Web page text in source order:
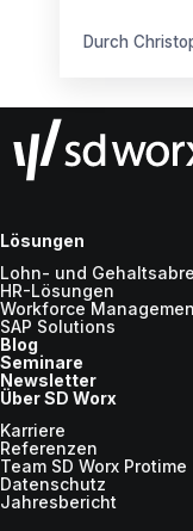
besonders
Durch
Lösungen
Lohn- und
HR-Lösungen
Workforce
SAP Solutions
Blog
Seminare
Newsletter
Über SD Worx
Karriere
Referenzen
Team SD Worx Protime
Datenschutz
Jahresbericht